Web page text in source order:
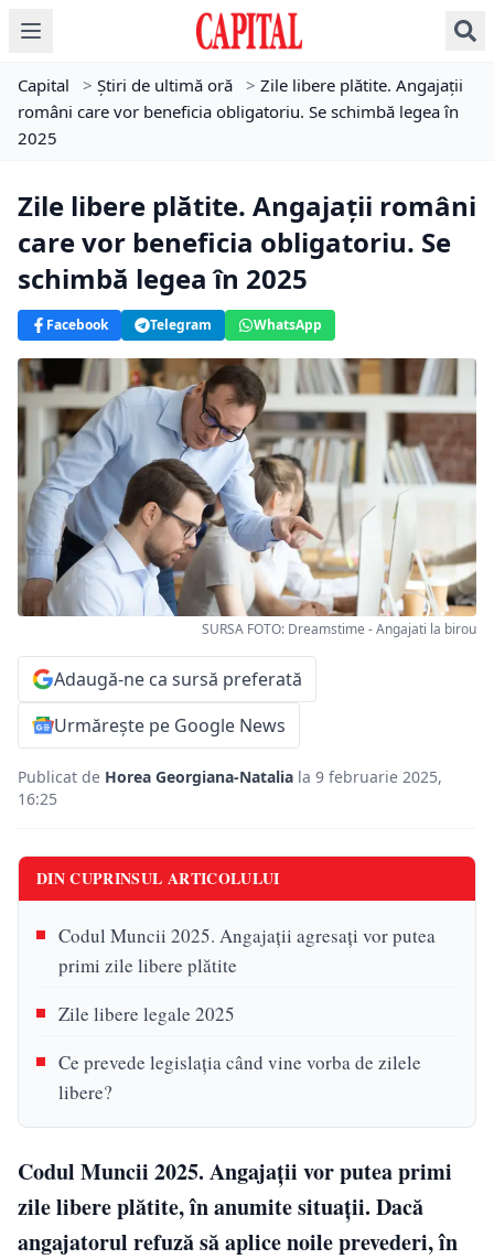
Capital > Știri de ultimă oră > Zile libere plătite. Angajații
români care vor beneficia obligatoriu. Se schimbă legea în
2025
Zile libere plătite. Angajații români
care vor beneficia obligatoriu. Se
schimbă legea în 2025
Facebook Telegram WhatsApp
SURSA FOTO: Dreamstime - Angajati la birou
Adaugă-ne ca sursă preferată
Urmărește pe Google News
Publicat de Horea Georgiana-Natalia la 9 februarie 2025,
16:25
DIN CUPRINSUL ARTICOLULUI
Codul Muncii 2025. Angajații agresați vor putea
primi zile libere plătite
Zile libere legale 2025
Ce prevede legislația când vine vorba de zilele
libere?
Codul Muncii 2025. Angajații vor putea primi
zile libere plătite, în anumite situații. Dacă
angajatorul refuză să aplice noile prevederi, în